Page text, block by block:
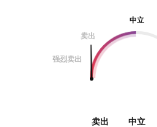
中立
卖出
强烈卖出
卖出 中立